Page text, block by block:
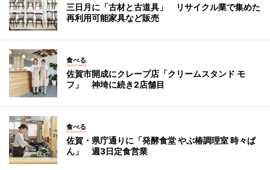
三日月に「古材と古道具」 リサイクル業で集めた
再利用可能家具など販売
食べる
佐賀市開成にクレープ店「クリームスタンド モ
フ」 神埼に続き2店舗目
食べる
佐賀・県庁通りに「発酵食堂 やぶ椿調理室 時々ぱ
ん」 週3日定食営業